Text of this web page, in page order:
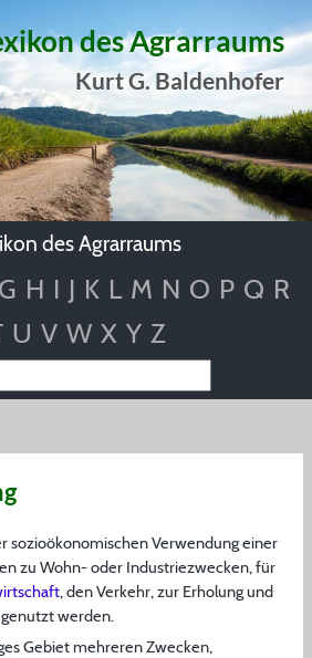
des Agrarraums
Kurt G. Baldenhofer
des Agrarraums
G H I J K L M N O P Q R
U V W X Y Z
sozioökonomischen Verwendung einer
zu Wohn- oder Industriezwecken, für
, den Verkehr, zur Erholung und
werden.
Gebiet mehreren Zwecken,